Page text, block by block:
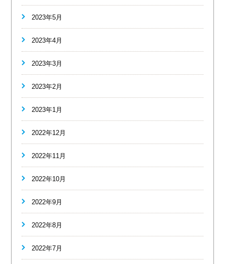
2023年5月
2023年4月
2023年3月
2023年2月
2023年1月
2022年12月
2022年11月
2022年10月
2022年9月
2022年8月
2022年7月